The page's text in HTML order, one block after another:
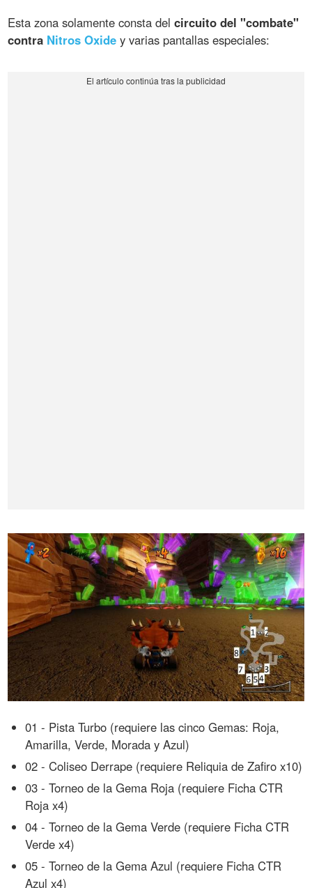
Esta zona solamente consta delcircuito del "combate"
contra Nitros Oxide y varias pantallas especiales:
01 - Pista Turbo (requiere las cinco Gemas: Roja,
Amarilla, Verde, Morada y Azul)
02 - Coliseo Derrape (requiere Reliquia de Zafiro x10)
03 - Torneo de la Gema Roja (requiere Ficha CTR
Roja x4)
04 - Torneo de la Gema Verde (requiere Ficha CTR
Verde x4)
05 - Torneo de la Gema Azul (requiere Ficha CTR
Azul x4)